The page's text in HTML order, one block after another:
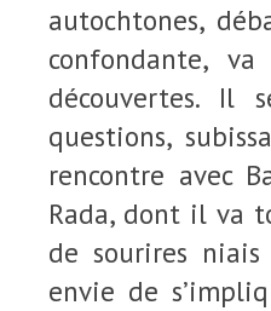
autochtones,
confondante,
découvertes. Il
questions,
rencontre avec
Rada, dont il va
de sourires
envie de